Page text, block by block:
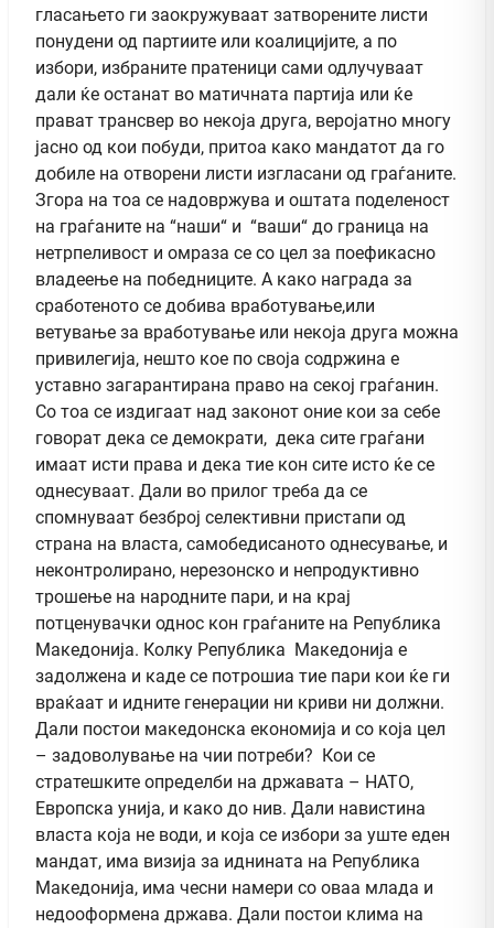
гласањето ги заокружуваат затворените листи
понудени од партиите или коалицијите, а по
избори, избраните пратеници сами одлучуваат
дали ќе останат во матичната партија или ќе
прават трансвер во некоја друга, веројатно многу
јасно од кои побуди, притоа како мандатот да го
добиле на отворени листи изгласани од граѓаните.
Згора на тоа се надовржува и оштата поделеност
на граѓаните на “наши“ и “ваши“ до граница на
нетрпеливост и омраза се со цел за поефикасно
владеење на победниците. А како награда за
сработеното се добива вработување,или
ветување за вработување или некоја друга можна
привилегија, нешто кое по своја содржина е
уставно загарантирана право на секој граѓанин.
Со тоа се издигаат над законот оние кои за себе
говорат дека се демократи, дека сите граѓани
имаат исти права и дека тие кон сите исто ќе се
однесуваат. Дали во прилог треба да се
спомнуваат безброј селективни пристапи од
страна на власта, самобедисаното однесување, и
неконтролирано, нерезонско и непродуктивно
трошење на народните пари, и на крај
потценувачки однос кон граѓаните на Република
Македонија. Колку Република Македонија е
задолжена и каде се потрошиа тие пари кои ќе ги
враќаат и идните генерации ни криви ни должни.
Дали постои македонска економија и со која цел
– задоволување на чии потреби? Кои се
стратешките определби на државата – НАТО,
Европска унија, и како до нив. Дали навистина
власта која не води, и која се избори за уште еден
мандат, има визија за иднината на Република
Македонија, има чесни намери со оваа млада и
недооформена држава. Дали постои клима на